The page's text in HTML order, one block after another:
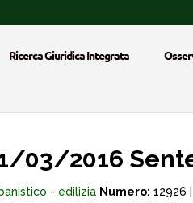
Ricerca Giuridica Integrata
03/2016
- edilizia Numero: 12926 |